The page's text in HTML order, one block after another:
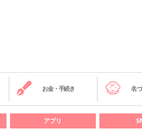
お金・手続き 名
アプリ